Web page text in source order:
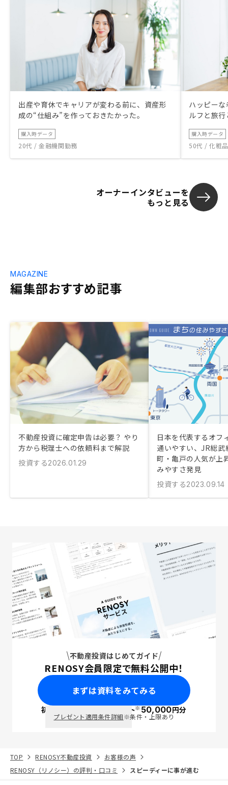
出産や育休でキャリアが変わる前に、資産形
成の“仕組み”を作っておきたかった。
購入時データ
20代 / 金融機関勤務
ハッピー
ルフと旅
購入時データ
50代 / 化粧
オーナーインタビューを
もっと見る
編集部おすすめ記事
MAGAZINE
不動産投資に確定申告は必要？ やり
方から税理士への依頼料まで解説
投資する2026.01.29
日本を代表するオフ
通いやすい、JR総
町・亀戸の人気が上
みやすさ発見
投資する2023.09.14
不動産投資はじめてガイド
RENOSY会員限定で無料公開中！
まずは資料をみてみる
初回面談で ポイント※50,000円分
プレゼント適用条件詳細※条件・上限あり
TOP RENOSY不動産投資
お客様の声
RENOSY（リノシー）の評判・口コミ
スピーディーに事が進む